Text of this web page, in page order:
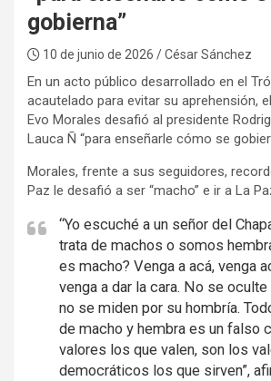
gobierna”
10 de junio de 2026 / César Sánchez
En un acto público desarrollado en el
acautelado para evitar su aprehensión,
Evo Morales desafió al presidente
Lauca Ñ “para enseñarle cómo se
Morales, frente a sus seguidores,
Paz le desafió a ser “macho” e ir a La
“Yo escuché a un señor del
trata de machos o somos
es macho? Venga a acá, venga
venga a dar la cara. No se
no se miden por su hombría.
de macho y hembra es un falso
valores los que valen, son los
democráticos los que sirven”,